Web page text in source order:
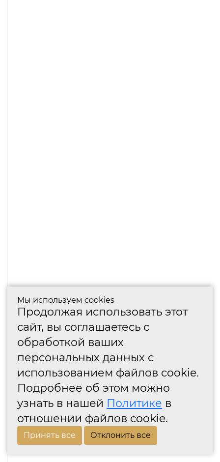
Мы используем cookies
Продолжая использовать этот
сайт, вы соглашаетесь с
обработкой ваших
персональных данных с
использованием файлов cookie.
Подробнее об этом можно
узнать в нашей Политике в
отношении файлов cookie.
Принять все Отклонить все